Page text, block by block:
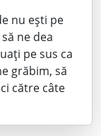
nu ești pe
ne dea
pe sus ca
grăbim, să
către câte